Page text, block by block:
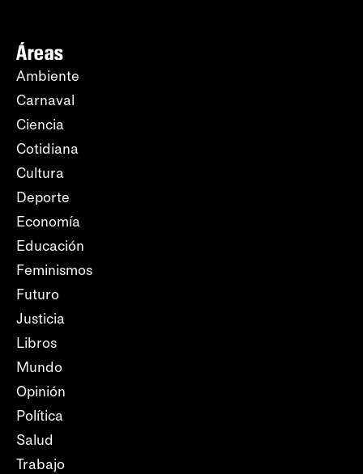
Áreas
Ambiente
Carnaval
Ciencia
Cotidiana
Cultura
Deporte
Economía
Educación
Feminismos
Futuro
Justicia
Libros
Mundo
Opinión
Política
Salud
Trabajo